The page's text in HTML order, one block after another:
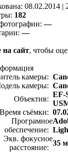
08.02.2014 |
182
—
—
на сайт, чтобы
камеры:
камеры:
Объектив:
EF-
Время съёмки:
Програмное
обеспечение:
Экв. фокусное
расстояние:
35